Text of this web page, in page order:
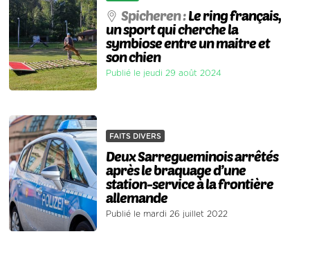
Spicheren :Le ring français,
un sport qui cherche la
symbiose entre un maitre et
son chien
Publié le jeudi 29 août 2024
FAITS DIVERS
Deux Sarregueminois arrêtés
après le braquage d’une
station-service à la frontière
allemande
Publié le mardi 26 juillet 2022